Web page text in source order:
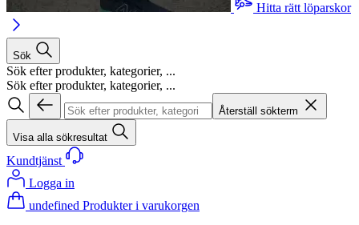
Hitta rätt löparskor
Sök
Sök efter produkter, kategorier, ...
Sök efter produkter, kategorier, ...
Återställ sökterm
Visa alla sökresultat
Kundtjänst
Logga in
undefined Produkter i varukorgen